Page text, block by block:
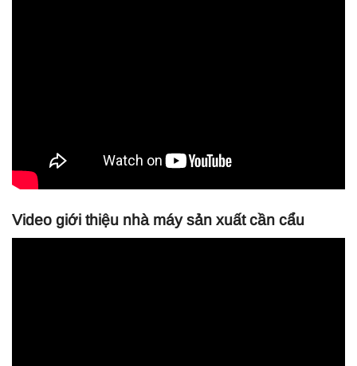
Video giới thiệu nhà máy sản xuất cần cẩu